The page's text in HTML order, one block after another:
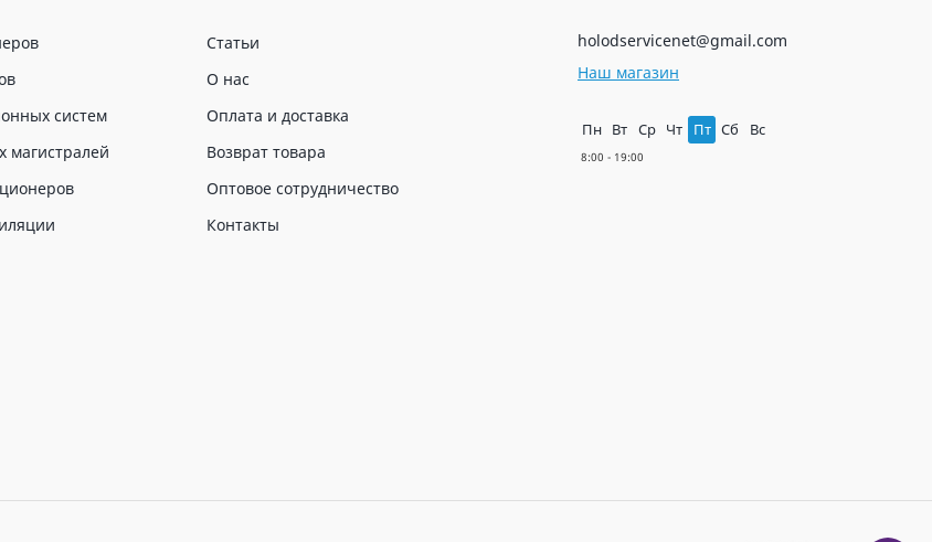
систем
магистралей
Статьи
О нас
Оплата и доставка
Возврат товара
Оптовое сотрудничество
Контакты
holodservicenet@gmail.com
Наш магазин
Пн Вт Ср Чт Пт Сб Вс